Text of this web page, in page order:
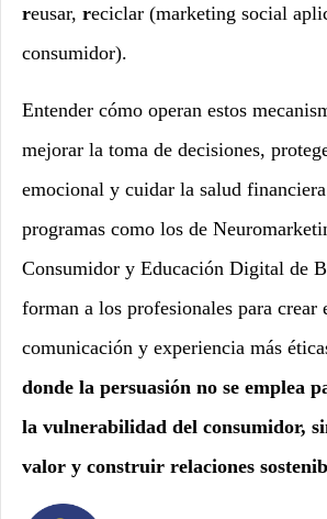
reusar, reciclar (marketing social
consumidor).
Entender cómo operan estos
mejorar la toma de decisiones,
emocional y cuidar la salud
programas como los de
Consumidor y Educación Digital de
forman a los profesionales para crear
comunicación y experiencia más
donde la persuasión no se emplea
la vulnerabilidad del consumidor,
valor y construir relaciones